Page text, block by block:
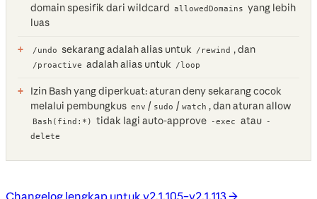
domain spesifik dari wildcard allowedDomains yang lebih
luas
/undo sekarang adalah alias untuk /rewind , dan
/proactive adalah alias untuk /loop
Izin Bash yang diperkuat: aturan deny sekarang cocok
melalui pembungkus env / sudo / watch , dan aturan allow
Bash(find:*) tidak lagi auto-approve -exec atau
-
delete
Changelog lengkap untuk v2.1.105–v2.1.113 →